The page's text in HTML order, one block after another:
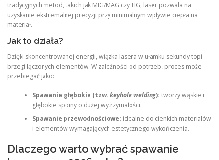
tradycyjnych metod, takich jak MIG/MAG czy TIG, laser pozwala na
uzyskanie ekstremalnej precyzji przy minimalnym wpływie ciepła na
materiał.
Jak to działa?
Dzięki skoncentrowanej energii, wiązka lasera w ułamku sekundy topi
brzegi łączonych elementów. W zależności od potrzeb, proces może
przebiegać jako:
Spawanie głębokie (tzw. keyhole welding): tworzy wąskie i
głębokie spoiny o dużej wytrzymałości.
Spawanie przewodnościowe: idealne do cienkich materiałów
i elementów wymagających estetycznego wykończenia.
Dlaczego warto wybrać spawanie